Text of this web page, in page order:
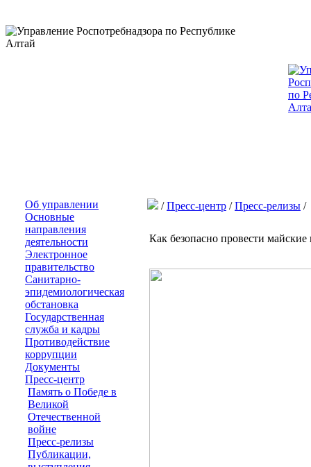
Об управлении
Основные
направления
деятельности
Электронное
правительство
Санитарно-
эпидемиологическая
обстановка
Государственная
служба и кадры
Противодействие
коррупции
Документы
Пресс-центр
Память о Победе в
Великой
Отечественной
войне
Пресс-релизы
Публикации,
/Пресс-центр /Пресс-релизы /
Как безопасно провести майские